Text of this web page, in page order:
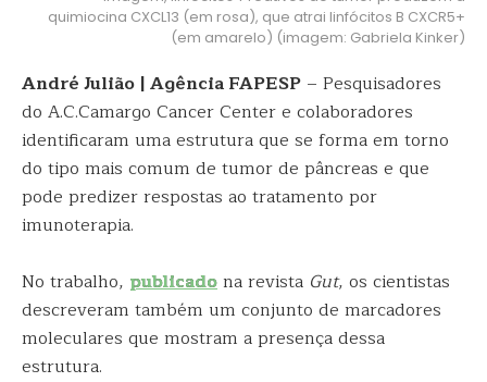
quimiocina CXCL13 (em rosa), que atrai linfócitos B CXCR5+
(em amarelo) (imagem: Gabriela Kinker)
André Julião | Agência FAPESP – Pesquisadores
do A.C.Camargo Cancer Center e colaboradores
identificaram uma estrutura que se forma em torno
do tipo mais comum de tumor de pâncreas e que
pode predizer respostas ao tratamento por
imunoterapia.
No trabalho, publicadona revista Gut, os cientistas
descreveram também um conjunto de marcadores
moleculares que mostram a presença dessa
estrutura.